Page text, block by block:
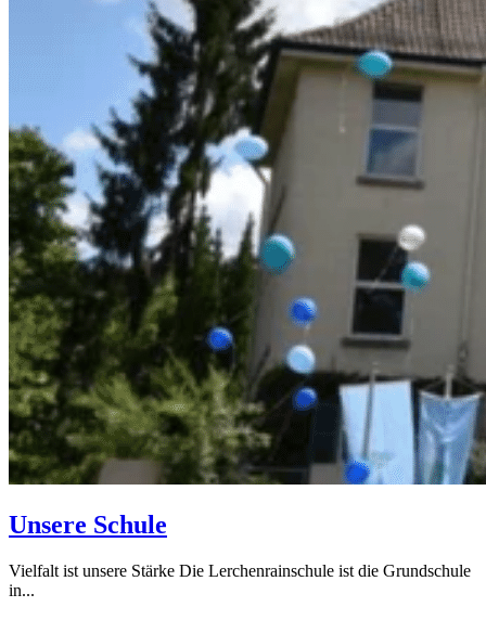
Unsere Schule
Vielfalt ist unsere Stärke Die Lerchenrainschule ist die Grundschule
in...